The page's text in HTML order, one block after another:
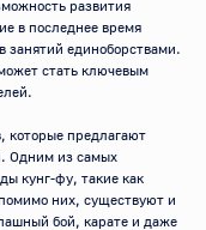
развития
в последнее время
занятий единоборствами.
стать ключевым
которые предлагают
Одним из самых
кунг-фу, такие как
них, существуют и
бой, карате и даже